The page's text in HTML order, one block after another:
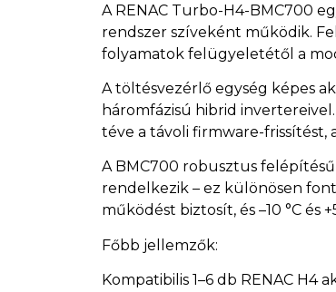
A RENAC Turbo-H4-BMC700
rendszer szíveként működik.
folyamatok felügyeletétől a
A töltésvezérlő egység képes
háromfázisú hibrid
téve a távoli firmware-frissítést,
A BMC700 robusztus
rendelkezik – ez különösen
működést biztosít, és –10 °C
Főbb jellemzők:
Kompatibilis 1–6 db RENAC